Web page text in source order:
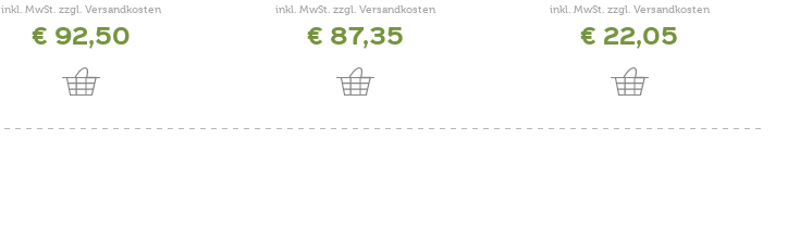
inkl. MwSt. zzgl. Versandkosten
€ 92,50
inkl. MwSt. zzgl. Versandkosten
€ 87,35
inkl. MwSt. zzgl. Versandkosten
€ 22,05